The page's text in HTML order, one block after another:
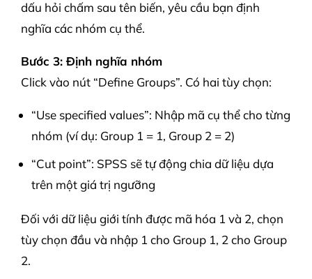
dấu hỏi chấm sau tên biến, yêu cầu bạn định
nghĩa các nhóm cụ thể.
Bước 3: Định nghĩa nhóm
Click vào nút “Define Groups”. Có hai tùy chọn:
“Use specified values”: Nhập mã cụ thể cho từng
nhóm (ví dụ: Group 1 = 1, Group 2 = 2)
“Cut point”: SPSS sẽ tự động chia dữ liệu dựa
trên một giá trị ngưỡng
Đối với dữ liệu giới tính được mã hóa 1 và 2, chọn
tùy chọn đầu và nhập 1 cho Group 1, 2 cho Group
2.